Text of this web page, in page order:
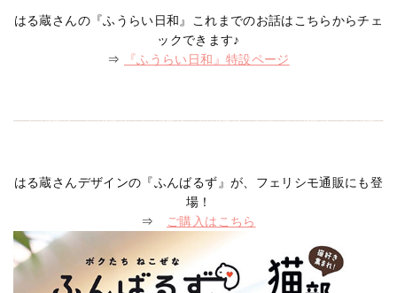
はる蔵さんの『ふうらい日和』これまでのお話はこちらからチェ
ックできます♪
⇒
『ふうらい日和』特設ページ
はる蔵さんデザインの『ふんばるず』が、フェリシモ通販にも登
場！
⇒
ご購入はこちら